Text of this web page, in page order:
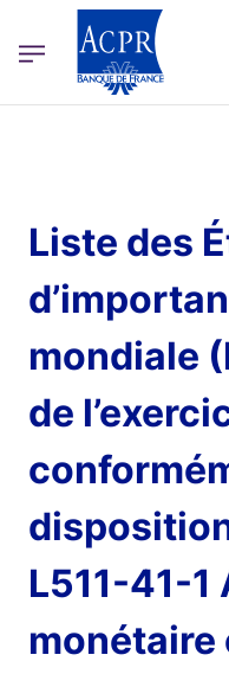
ACPR Menu Principal
Liste des
mondiale
de
L511-41-1